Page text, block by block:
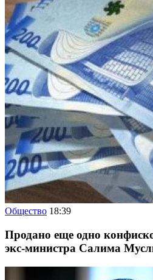
Общество 18:39
Продано еще одно
экс-министра Салима